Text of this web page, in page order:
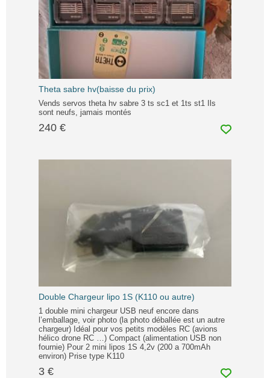
Theta sabre hv(baisse du prix)
Vends servos theta hv sabre 3 ts sc1 et 1ts st1 Ils
sont neufs, jamais montés
240 €
Double Chargeur lipo 1S (K110 ou autre)
1 double mini chargeur USB neuf encore dans
l’emballage, voir photo (la photo déballée est un autre
chargeur) Idéal pour vos petits modèles RC (avions
hélico drone RC …) Compact (alimentation USB non
fournie) Pour 2 mini lipos 1S 4,2v (200 a 700mAh
environ) Prise type K110
3 €